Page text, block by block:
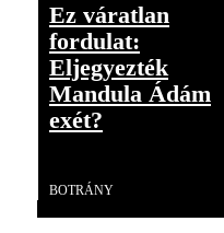
Ez váratlan
fordulat:
Eljegyezték
Mandula Ádám
exét?
BOTRÁNY